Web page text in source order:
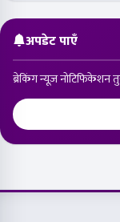
अपडेट पाएँ
ब्रेकिंग न्यूज़ नोटिफिकेशन